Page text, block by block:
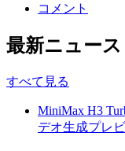
コメント
最新ニュース
すべて見る
MiniMax H3
デオ生成プレ